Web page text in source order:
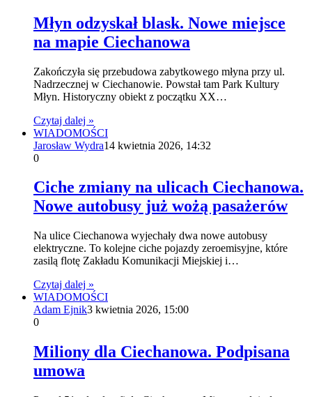
Młyn odzyskał blask. Nowe miejsce
na mapie Ciechanowa
Zakończyła się przebudowa zabytkowego młyna przy ul.
Nadrzecznej w Ciechanowie. Powstał tam Park Kultury
Młyn. Historyczny obiekt z początku XX…
Czytaj dalej »
WIADOMOŚCI
Jarosław Wydra14 kwietnia 2026, 14:32
0
Ciche zmiany na ulicach Ciechanowa.
Nowe autobusy już wożą pasażerów
Na ulice Ciechanowa wyjechały dwa nowe autobusy
elektryczne. To kolejne ciche pojazdy zeroemisyjne, które
zasilą flotę Zakładu Komunikacji Miejskiej i…
Czytaj dalej »
WIADOMOŚCI
Adam Ejnik3 kwietnia 2026, 15:00
0
Miliony dla Ciechanowa. Podpisana
umowa